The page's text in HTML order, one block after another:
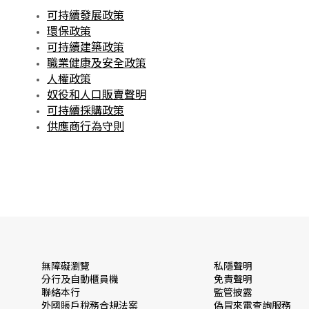
可持續發展政策
環保政策
可持續建築政策
職業健康及安全政策
人權政策
奴役和人口販賣聲明
可持續採購政策
供應商行為守則
無障礙瀏覽
分行及自動櫃員機
聯絡本行
外國賬戶稅務合規法案
私隱聲明
免責聲明
監管披露
偽冒來電查詢服務